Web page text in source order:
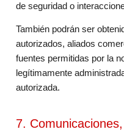
de seguridad o
También podrán ser
autorizados, aliados
fuentes permitidas por la
legítimamente
autorizada.
7.